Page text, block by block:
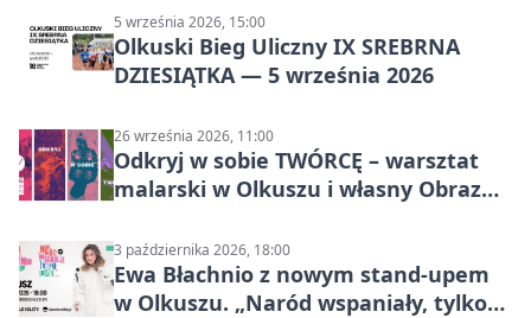
5 września 2026, 15:00
Olkuski Bieg Uliczny IX SREBRNA
DZIESIĄTKA — 5 września 2026
26 września 2026, 11:00
Odkryj w sobie TWÓRCĘ – warsztat
malarski w Olkuszu i własny Obraz
3 października 2026, 18:00
Ewa Błachnio z nowym stand-upem
w Olkuszu. „Naród wspaniały, tylko